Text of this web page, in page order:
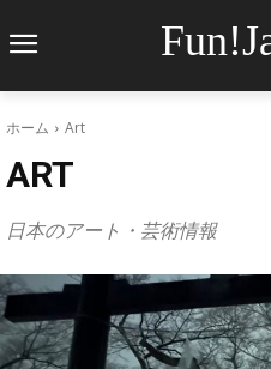
ホーム Art
ART
日本のアート・芸術情報